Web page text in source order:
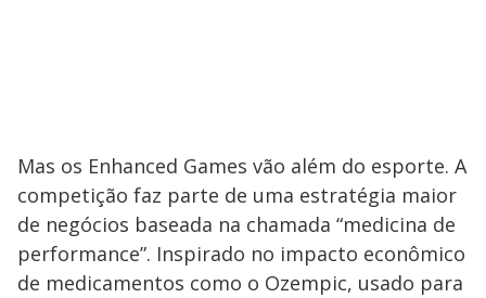
Mas os Enhanced Games vão além do esporte. A
competição faz parte de uma estratégia maior
de negócios baseada na chamada “medicina de
performance”. Inspirado no impacto econômico
de medicamentos como o Ozempic, usado para